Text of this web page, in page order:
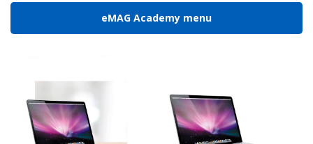
eMAG Academy menu